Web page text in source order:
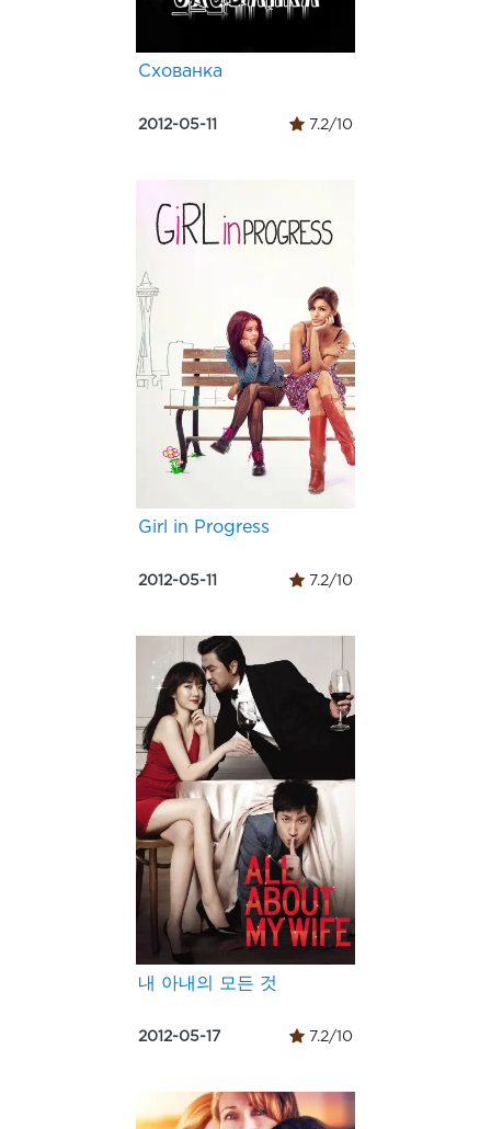
Схованка
2012-05-11 7.2/10
Girl in Progress
2012-05-11 7.2/10
내 아내의 모든 것
2012-05-17 7.2/10